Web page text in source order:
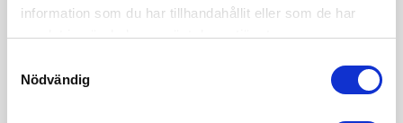
information som du har tillhandahållit eller som de har
samlat in när du har använt deras tjänster.
Nödvändig
Behöver du affärsjuridiskt stöd?